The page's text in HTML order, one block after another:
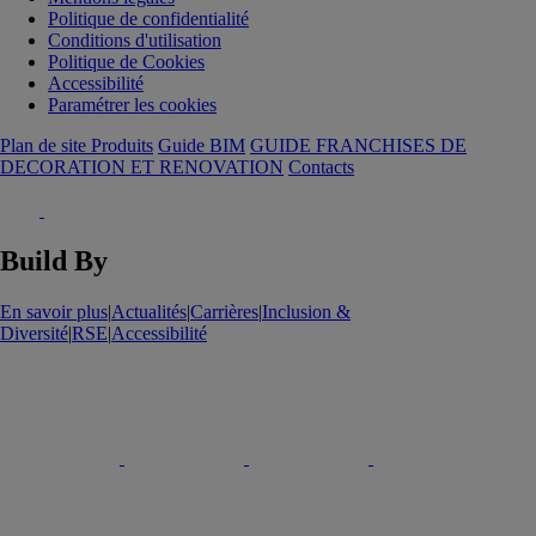
Politique de confidentialité
Conditions d'utilisation
Politique de Cookies
Accessibilité
Paramétrer les cookies
Plan de site Produits Guide BIM GUIDE FRANCHISES DE
DECORATION ET RENOVATION Contacts
Build By
En savoir plus|Actualités|Carrières|Inclusion &
Diversité|RSE|Accessibilité